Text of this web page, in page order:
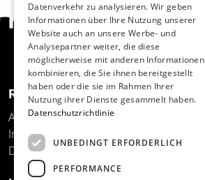
Recht und Ordnung
AGB
Impressum
Datenschutz
Datenverkehr zu analysieren. Wir geben
Informationen über Ihre Nutzung unserer
Website auch an unsere Werbe- und
Analysepartner weiter, die diese
möglicherweise mit anderen Informationen
kombinieren, die Sie ihnen bereitgestellt
haben oder die sie im Rahmen Ihrer
Nutzung ihrer Dienste gesammelt haben.
Datenschutzrichtlinie
UNBEDINGT ERFORDERLICH
PERFORMANCE